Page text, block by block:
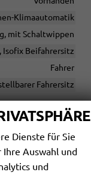
Klimaautomatik
mit Schaltwippen
Beifahrersitz
Fahrer
Fahrersitz
Sprachsteuerung
Apple CarPlay
vorhanden
Dienste für Sie
Auswahl und
und